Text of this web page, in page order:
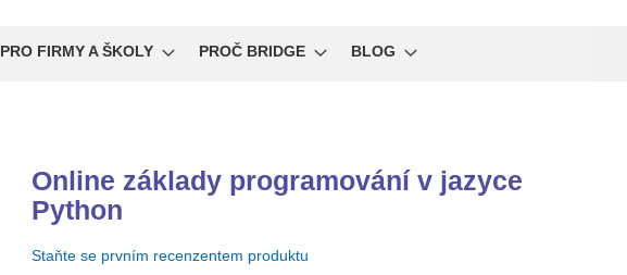
PRO FIRMY A ŠKOLY PROČ BRIDGE BLOG
Online základy programování v jazyce
Python
Staňte se prvním recenzentem produktu